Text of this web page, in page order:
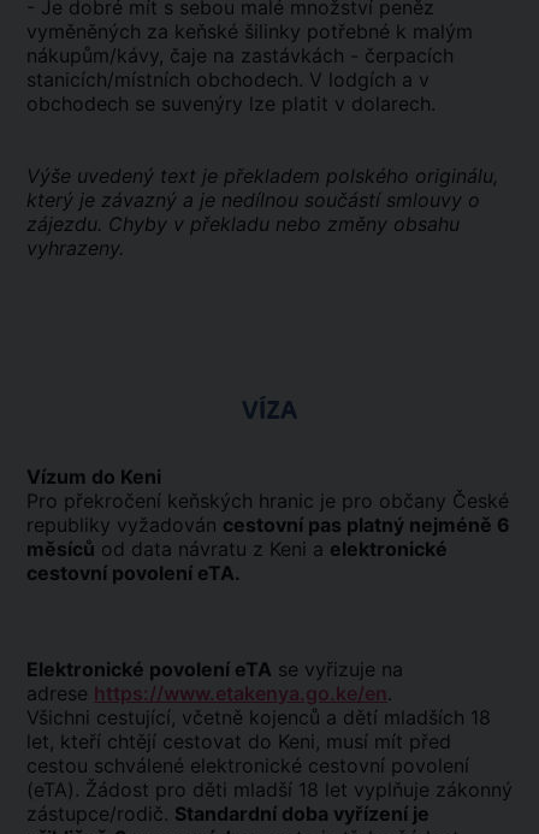
- Je dobré mít s sebou malé množství peněz
vyměněných za keňské šilinky potřebné k malým
nákupům/kávy, čaje na zastávkách - čerpacích
stanicích/místních obchodech. V lodgích a v
obchodech se suvenýry lze platit v dolarech.
Výše uvedený text je překladem polského originálu,
který je závazný a je nedílnou součástí smlouvy o
zájezdu. Chyby v překladu nebo změny obsahu
vyhrazeny.
VÍZA
Vízum do Keni
Pro překročení keňských hranic je pro občany České
republiky vyžadován cestovní pas platný nejméně 6
měsíců od data návratu z Keni a elektronické
cestovní povolení eTA.
Elektronické povolení eTA se vyřizuje na
adrese https://www.etakenya.go.ke/en .
Všichni cestující, včetně kojenců a dětí mladších 18
let, kteří chtějí cestovat do Keni, musí mít před
cestou schválené elektronické cestovní povolení
(eTA). Žádost pro děti mladší 18 let vyplňuje zákonný
zástupce/rodič. Standardní doba vyřízení je